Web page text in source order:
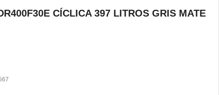
CÍCLICA 397 LITROS GRIS MATE